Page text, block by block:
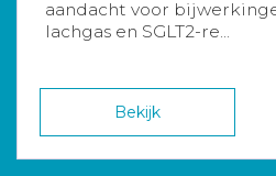
aandacht voor
lachgas en SGLT2-re...
Bekijk